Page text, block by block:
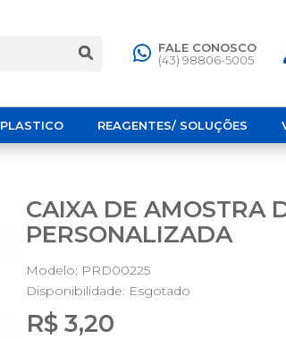
FALE CONOSCO
(43) 98806-5005
PLASTICO REAGENTES/ SOLUÇÕES
CAIXA DE AMOSTRA
PERSONALIZADA
Modelo: PRD00225
Disponibilidade: Esgotado
R$ 3,20